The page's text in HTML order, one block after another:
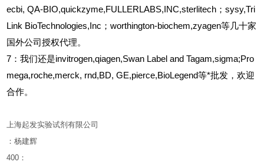
ecbi, QA-BIO,quickzyme,FULLERLABS,INC,sterlitech；sysy,Tri
Link BioTechnologies,Inc；worthington-biochem,zyagen等几十家
国外公司授权代理。
7：我们还是invitrogen,qiagen,Swan Label and Tagam,sigma;Pro
mega,roche,merck, rnd,BD, GE,pierce,BioLegend等*批发，欢迎
合作。
上海起发实验试剂有限公司
：杨建辉
400 ：